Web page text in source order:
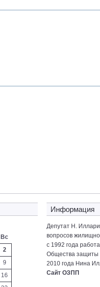
Вс
2
9
16
Информация
Депутат Н.
вопросов
с 1992 года
Общества защиты
2010 года Нина
Сайт ОЗПП